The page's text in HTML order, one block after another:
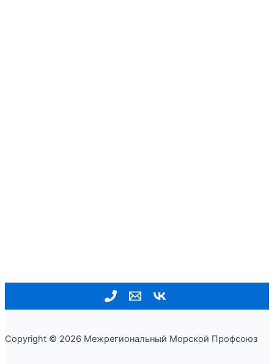
Copyright © 2026 Межрегиональный Морской Профсоюз